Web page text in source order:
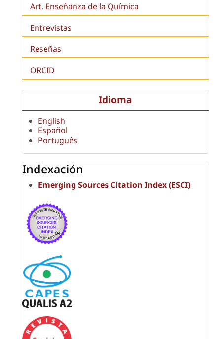
Art. Enseñanza de la Química
Entrevistas
Reseñas
ORCID
Idioma
English
Español
Português
Indexación
Emerging Sources Citation Index (ESCI)